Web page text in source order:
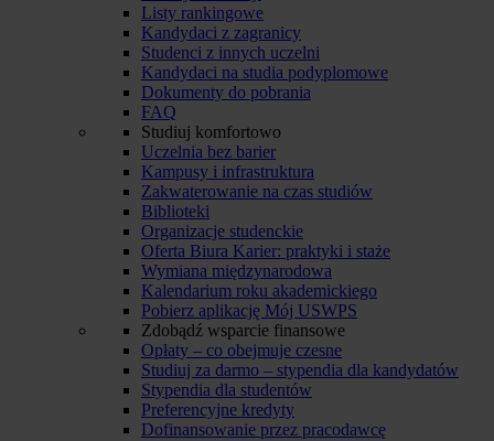
Listy rankingowe
Kandydaci z zagranicy
Studenci z innych uczelni
Kandydaci na studia podyplomowe
Dokumenty do pobrania
FAQ
Studiuj komfortowo
Uczelnia bez barier
Kampusy i infrastruktura
Zakwaterowanie na czas studiów
Biblioteki
Organizacje studenckie
Oferta Biura Karier: praktyki i staże
Wymiana międzynarodowa
Kalendarium roku akademickiego
Pobierz aplikację Mój USWPS
Zdobądź wsparcie finansowe
Opłaty – co obejmuje czesne
Studiuj za darmo – stypendia dla kandydatów
Stypendia dla studentów
Preferencyjne kredyty
Dofinansowanie przez pracodawcę